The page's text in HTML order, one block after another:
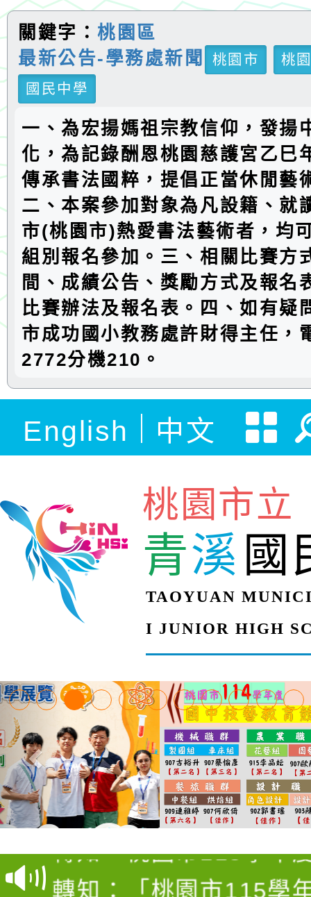
關鍵字：桃園區
最新公告-學務處新聞
桃園市
桃
國民中學
一、為宏揚媽祖宗教信仰，發揚
化，為記錄酬恩桃園慈護宮乙巳
傳承書法國粹，提倡正當休閒藝
二、本案參加對象為凡設籍、就
市(桃園市)熱愛書法藝術者，均
組別報名參加。三、相關比賽方
間、成績公告、獎勵方式及報名
比賽辦法及報名表。四、如有疑
市成功國小教務處許財得主任，
2772分機210。
English 中文
桃園市立
青溪 國
TAOYUAN
I JUNIOR HIGH
【甄選結果(第4招)】
學年度第1學期第9次代
【甄選結果(第12招)】
結果(第12招)
賽及師生本土語及新住
轉知：「桃園市115學